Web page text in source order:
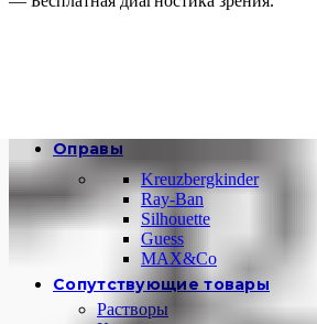
Оправы
Kreuzbergkinder
Ray-Ban
Silhouette
Guess
MAX&Co
Сопутствующие товары
Растворы